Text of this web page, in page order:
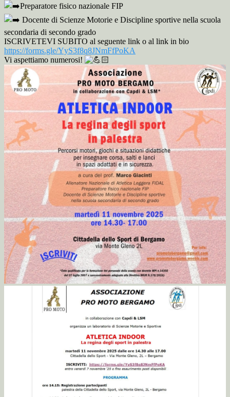
Preparatore fisico nazionale FIP
Docente di Scienze Motorie e Discipline sportive nella scuola
secondaria di secondo grado
ISCRIVETEVI SUBITO al seguente link o al link in bio
https://forms.gle/YyS3f8q8JNmFfPoKA
Vi aspettiamo numerosi!